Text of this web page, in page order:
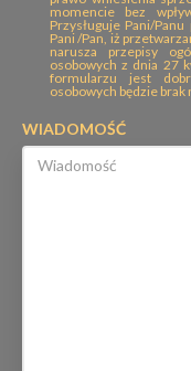
momencie bez
Przysługuje Pani/
Pani /Pan, iż
narusza przepisy
osobowych z dnia 27
formularzu jest
osobowych będzie brak
WIADOMOŚĆ